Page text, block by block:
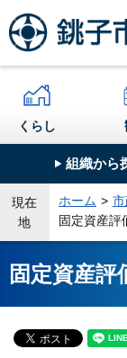
組織から
くらし
現在
地
ホーム
固定資産評
固定資産評